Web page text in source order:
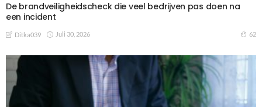
De brandveiligheidscheck die veel bedrijven pas doen na
een incident
Ditka039 Juli 30, 2026 62